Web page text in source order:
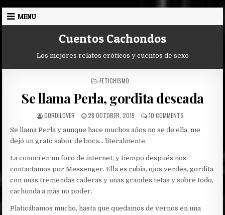
Skip
MENU
Cuentos Cachondos
Los mejores relatos eróticos y cuentos de sexo
POSTED
FETICHISMO
Se llama Perla, gordita deseada
AUTHOR:
GORDILOVER
PUBLISHED
28 OCTOBER, 2019 10 COMMENTSON
LLAMA
DESEADA
Se llama Perla y aunque hace muchos años no se de ella, me
dejó un grato sabor de boca… literalmente.
La conocí en un foro de internet, y tiempo después nos
contactamos por Messenger. Ella es rubia, ojos verdes, gordita
con unas tremendas caderas y unas grandes tetas y sobre todo,
cachonda a más no poder.
Platicábamos mucho, hasta que quedamos de vernos en una